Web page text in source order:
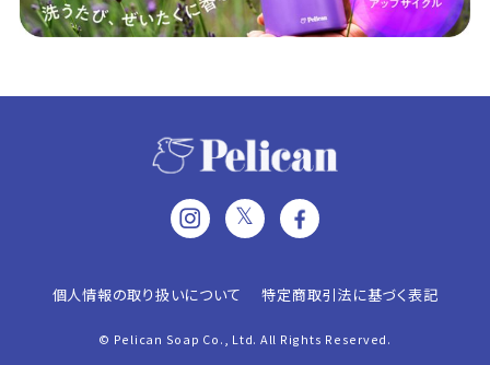
𝕏
個人情報の取り扱いについて 特定商取引法に基づく表記
© Pelican Soap Co., Ltd. All Rights Reserved.